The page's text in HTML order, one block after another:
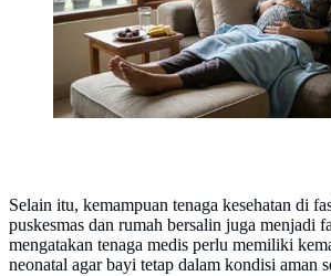
Selain itu, kemampuan tenaga kesehatan di
puskesmas dan rumah bersalin juga menjadi
mengatakan tenaga medis perlu memiliki
neonatal agar bayi tetap dalam kondisi aman